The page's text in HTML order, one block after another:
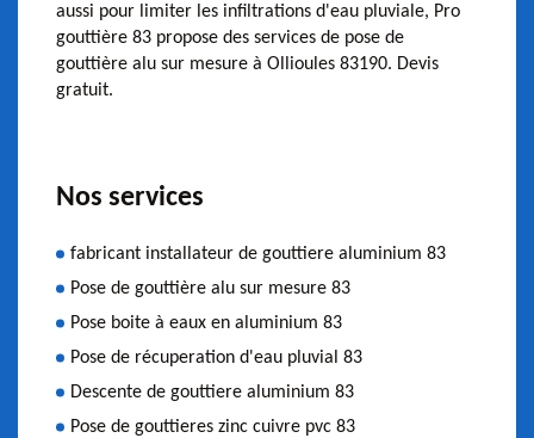
aussi pour limiter les infiltrations d'eau pluviale, Pro
gouttière 83 propose des services de pose de
gouttière alu sur mesure à Ollioules 83190. Devis
gratuit.
Nos services
fabricant installateur de gouttiere aluminium 83
Pose de gouttière alu sur mesure 83
Pose boite à eaux en aluminium 83
Pose de récuperation d'eau pluvial 83
Descente de gouttiere aluminium 83
Pose de gouttieres zinc cuivre pvc 83